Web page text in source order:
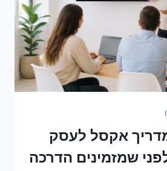
אקסל לעסק
שמזמינים הדרכה